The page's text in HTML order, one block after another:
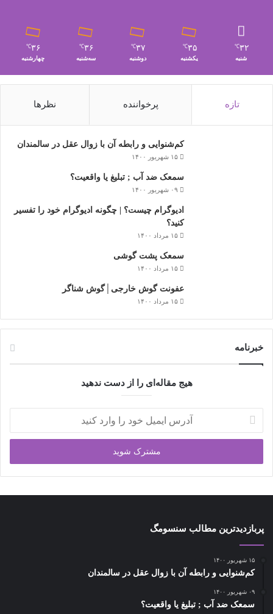
۳۲℃
شنبه
۳۵℃
یکشنبه
۳۷℃
دوشنبه
۳۶℃
سه‌شنبه
۳۶℃
چهارشنبه
تازه پرخواننده نظرها
کم‌شنوایی و رابطه آن با زوال عقل در سالمندان
۱۵ شهریور ۱۴۰۰
سمعک ضد آب ; تبلیغ یا واقعیت؟
۰۹ شهریور ۱۴۰۰
ادیوگرام چیست؟ | چگونه ادیوگرام خود را تفسیر
کنید؟
۱۵ مرداد ۱۴۰۰
سمعک‌ پشت گوشی
۱۵ مرداد ۱۴۰۰
عفونت گوش خارجی│گوش شناگر
۱۵ مرداد ۱۴۰۰
خبرنامه
هیج مقاله‌ای را از دست ندهید
آدرس
ایمیل
خود
وارد
کنید
پربازدیدترین مطالب سنسومگ
۱۵ شهریور ۱۴۰۰
کم‌شنوایی و رابطه آن با زوال عقل در سالمندان
۰۹ شهریور ۱۴۰۰
سمعک ضد آب ; تبلیغ یا واقعیت؟